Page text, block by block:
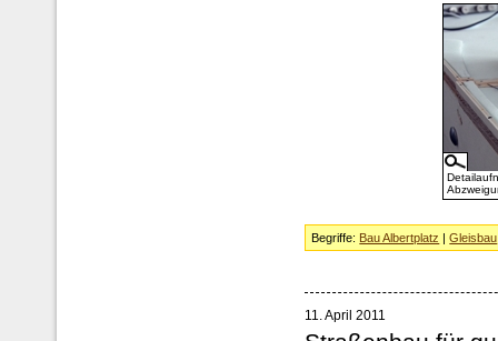
Begriffe: Bau Albertplatz |Gleisbau
11. April 2011